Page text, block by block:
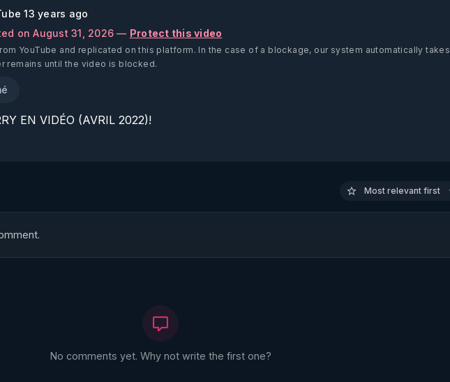
13 years ago
on August 31, 2026 — Protect this video
YouTube and replicated on this platform. In the case of a blockage, our system automatically takes
remains until the video is blocked.
EN VIDÉO (AVRIL 2022)!
Most relevant first
No comments yet. Why not write the first one?